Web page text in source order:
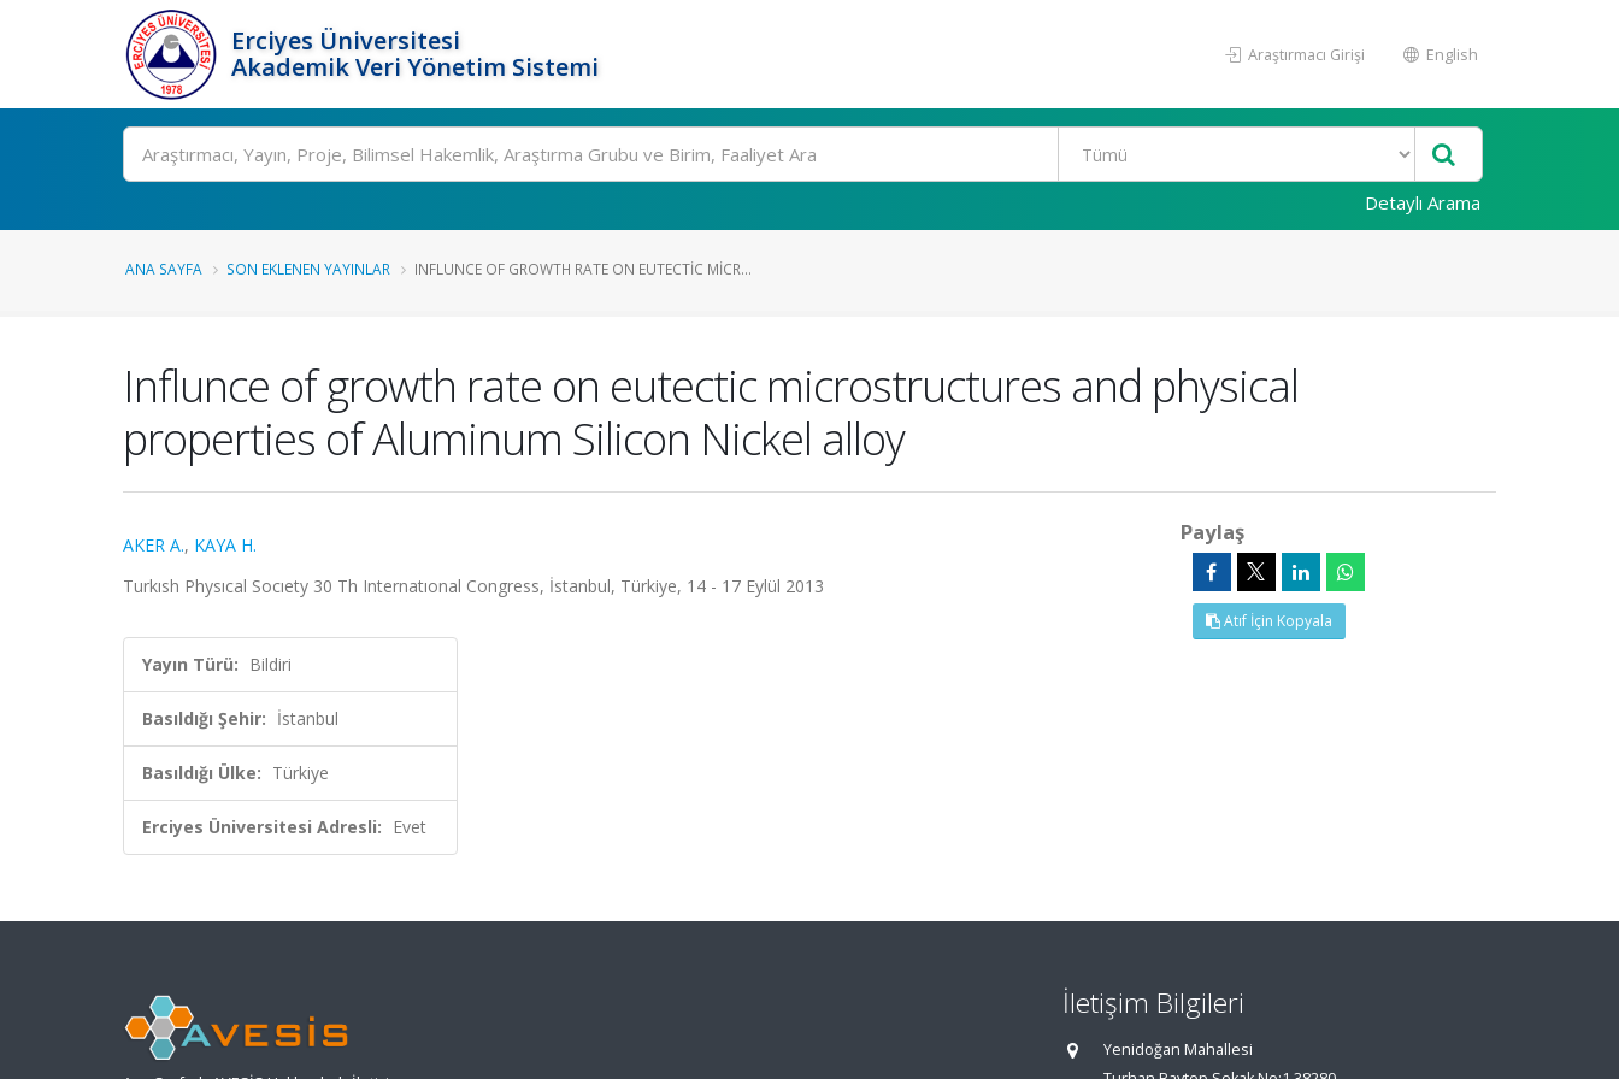
Erciyes Üniversitesi
Akademik Veri Yönetim Sistemi
Araştırmacı Girişi English
Ara
Detaylı Arama
ANA SAYFA SON EKLENEN YAYINLAR INFLUNCE OF GROWTH RATE ON EUTECTIC MICR...
Influnce of growth rate on eutectic microstructures and physical
properties of Aluminum Silicon Nickel alloy
AKER A., KAYA H.
Turkısh Physıcal Socıety 30 Th Internatıonal Congress, İstanbul, Türkiye, 14 - 17 Eylül 2013
Yayın Türü: Bildiri
Basıldığı Şehir: İstanbul
Basıldığı Ülke: Türkiye
Erciyes Üniversitesi Adresli: Evet
Paylaş
Atıf İçin Kopyala
İletişim Bilgileri
Yenidoğan Mahallesi